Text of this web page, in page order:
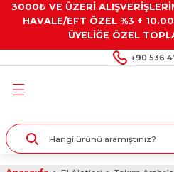
3000₺ VE ÜZERİ
HAVALE/EFT ÖZEL %3 +
ÜYELİĞE ÖZEL
+90 536
Geri Dön
Geri Dön
Geri Dön
Gresler
Geri Dön
Alet Setleri
Geri Dön
Taşları ve